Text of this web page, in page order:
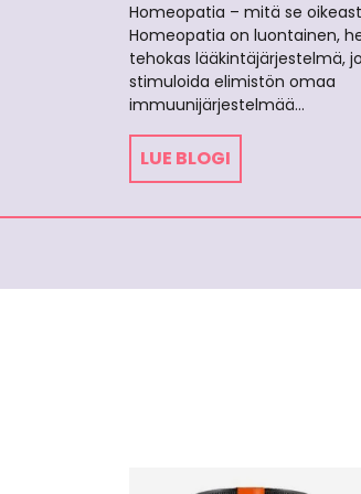
Homeopatia – mitä se
Homeopatia on luontainen,
tehokas lääkintäjärjestelmä,
stimuloida elimistön omaa
immuunijärjestelmää…
LUE BLOGI